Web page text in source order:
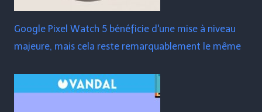
Google Pixel Watch 5 bénéficie d'une mise à niveau
majeure, mais cela reste remarquablement le même